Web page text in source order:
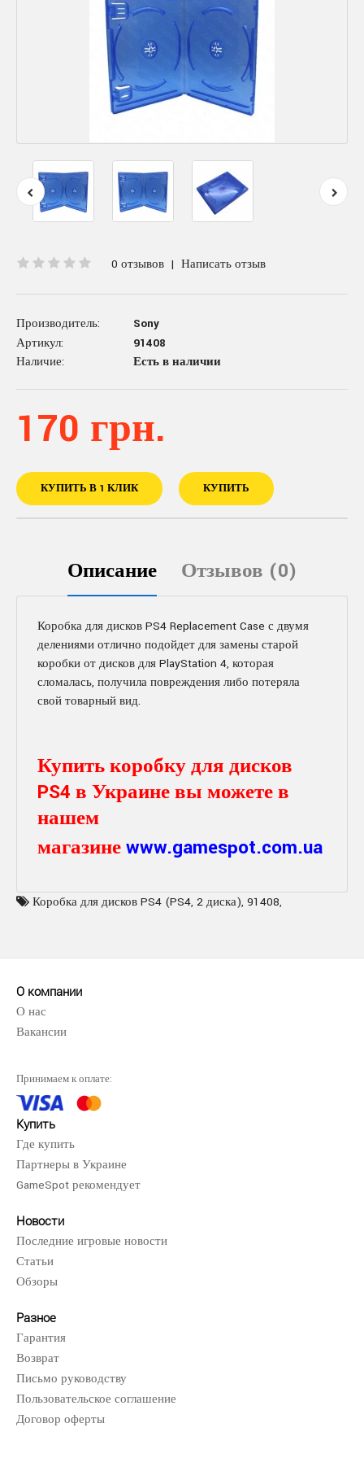
0 отзывов | Написать отзыв
Производитель:
Sony
Артикул:
91408
Наличие:
Есть в наличии
170 грн.
КУПИТЬ В 1 КЛИК КУПИТЬ
Описание Отзывов (0)
Коробка для дисков PS4 Replacement Case с двумя
делениями отлично подойдет для замены старой
коробки от дисков для PlayStation 4, которая
сломалась, получила повреждения либо потеряла
свой товарный вид.
Купить коробку для дисков
PS4 в Украине вы можете в
нашем
магазинеwww.gamespot.com.ua
Коробка для дисков PS4 (PS4, 2 диска), 91408,
О компании
О нас
Вакансии
Принимаем к оплате:
Купить
Где купить
Партнеры в Украине
GameSpot рекомендует
Новости
Последние игровые новости
Статьи
Обзоры
Разное
Гарантия
Возврат
Письмо руководству
Пользовательское соглашение
Договор оферты